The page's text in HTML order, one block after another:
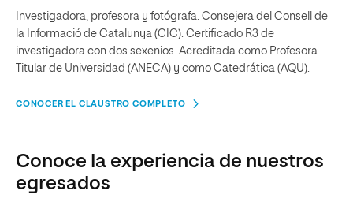
Investigadora, profesora y fotógrafa. Consejera del Consell de
la Informació de Catalunya (CIC). Certificado R3 de
investigadora con dos sexenios. Acreditada como Profesora
Titular de Universidad (ANECA) y como Catedrática (AQU).
CONOCER EL CLAUSTRO COMPLETO
Conoce la experiencia de nuestros
egresados